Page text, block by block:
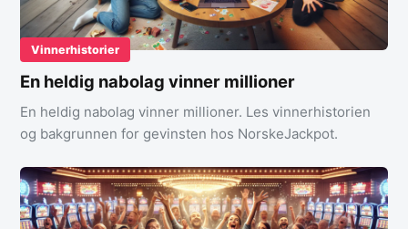
Vinnerhistorier
En heldig nabolag vinner millioner
En heldig nabolag vinner millioner. Les vinnerhistorien
og bakgrunnen for gevinsten hos NorskeJackpot.